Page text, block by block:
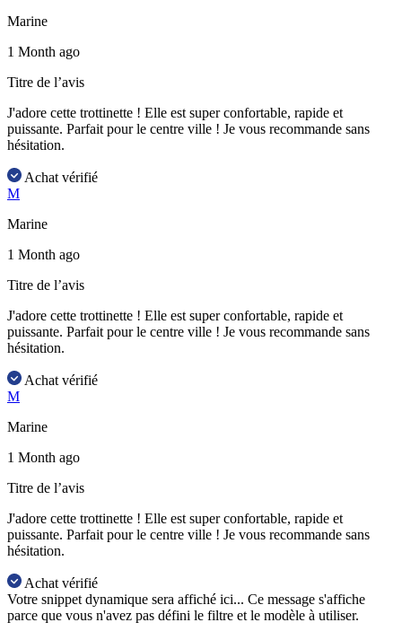
Marine
1 Month ago
Titre de l’avis
J'adore cette trottinette ! Elle est super confortable, rapide et
puissante. Parfait pour le centre ville ! Je vous recommande sans
hésitation.
Achat vérifié
M
Marine
1 Month ago
Titre de l’avis
J'adore cette trottinette ! Elle est super confortable, rapide et
puissante. Parfait pour le centre ville ! Je vous recommande sans
hésitation.
Achat vérifié
M
Marine
1 Month ago
Titre de l’avis
J'adore cette trottinette ! Elle est super confortable, rapide et
puissante. Parfait pour le centre ville ! Je vous recommande sans
hésitation.
Achat vérifié
Votre snippet dynamique sera affiché ici... Ce message s'affiche
parce que vous n'avez pas défini le filtre et le modèle à utiliser.